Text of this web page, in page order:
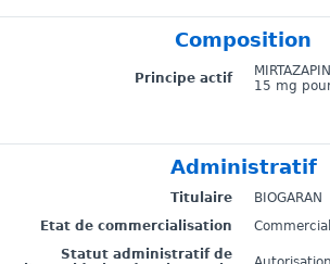
Composition
Principe actif
15 mg
Administratif
Titulaire
BIOGARAN
Etat de commercialisation
Statut administratif de